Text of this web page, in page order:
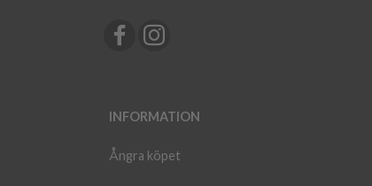
INFORMATION
Ångra köpet